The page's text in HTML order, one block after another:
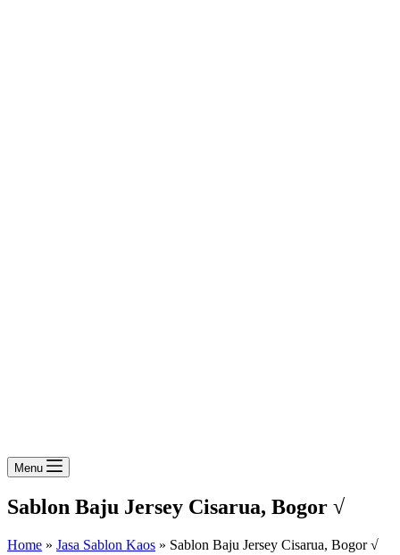
Menu
Sablon Baju Jersey Cisarua, Bogor √
Home » Jasa Sablon Kaos » Sablon Baju Jersey Cisarua, Bogor √